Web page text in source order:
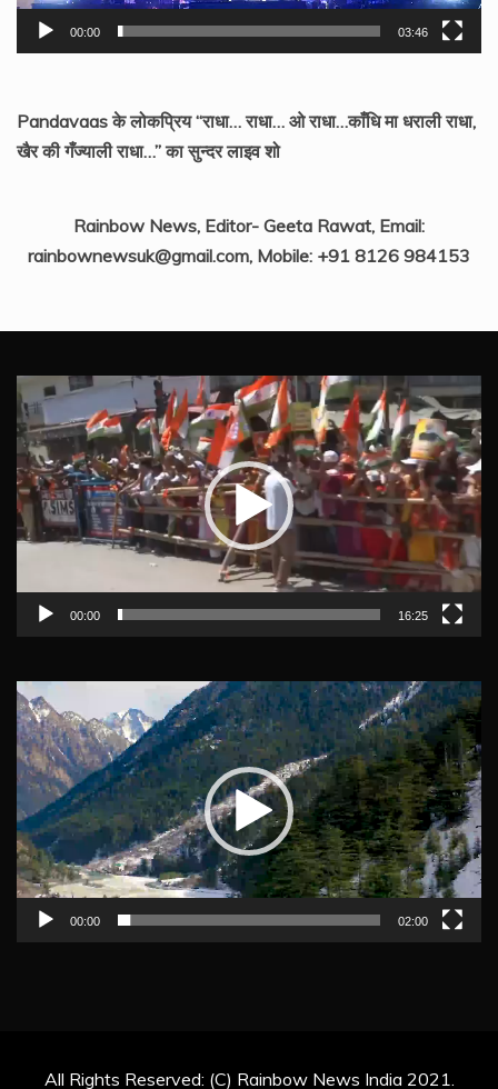
00:00 03:46
Pandavaas के लोकप्रिय “राधा… राधा… ओ राधा…काँधि मा धराली राधा,
खैर की गँज्याली राधा…” का सुन्दर लाइव शो
Rainbow News, Editor- Geeta Rawat, Email:
rainbownewsuk@gmail.com, Mobile: +91 8126 984153
Video
Player
00:00 16:25
Video
Player
00:00 02:00
All Rights Reserved: (C) Rainbow News India 2021.